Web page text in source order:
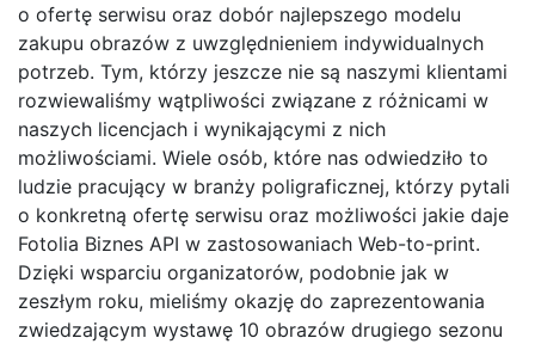
o ofertę serwisu oraz dobór najlepszego modelu
zakupu obrazów z uwzględnieniem indywidualnych
potrzeb. Tym, którzy jeszcze nie są naszymi klientami
rozwiewaliśmy wątpliwości związane z różnicami w
naszych licencjach i wynikającymi z nich
możliwościami. Wiele osób, które nas odwiedziło to
ludzie pracujący w branży poligraficznej, którzy pytali
o konkretną ofertę serwisu oraz możliwości jakie daje
Fotolia Biznes API w zastosowaniach Web-to-print.
Dzięki wsparciu organizatorów, podobnie jak w
zeszłym roku, mieliśmy okazję do zaprezentowania
zwiedzającym wystawę 10 obrazów drugiego sezonu